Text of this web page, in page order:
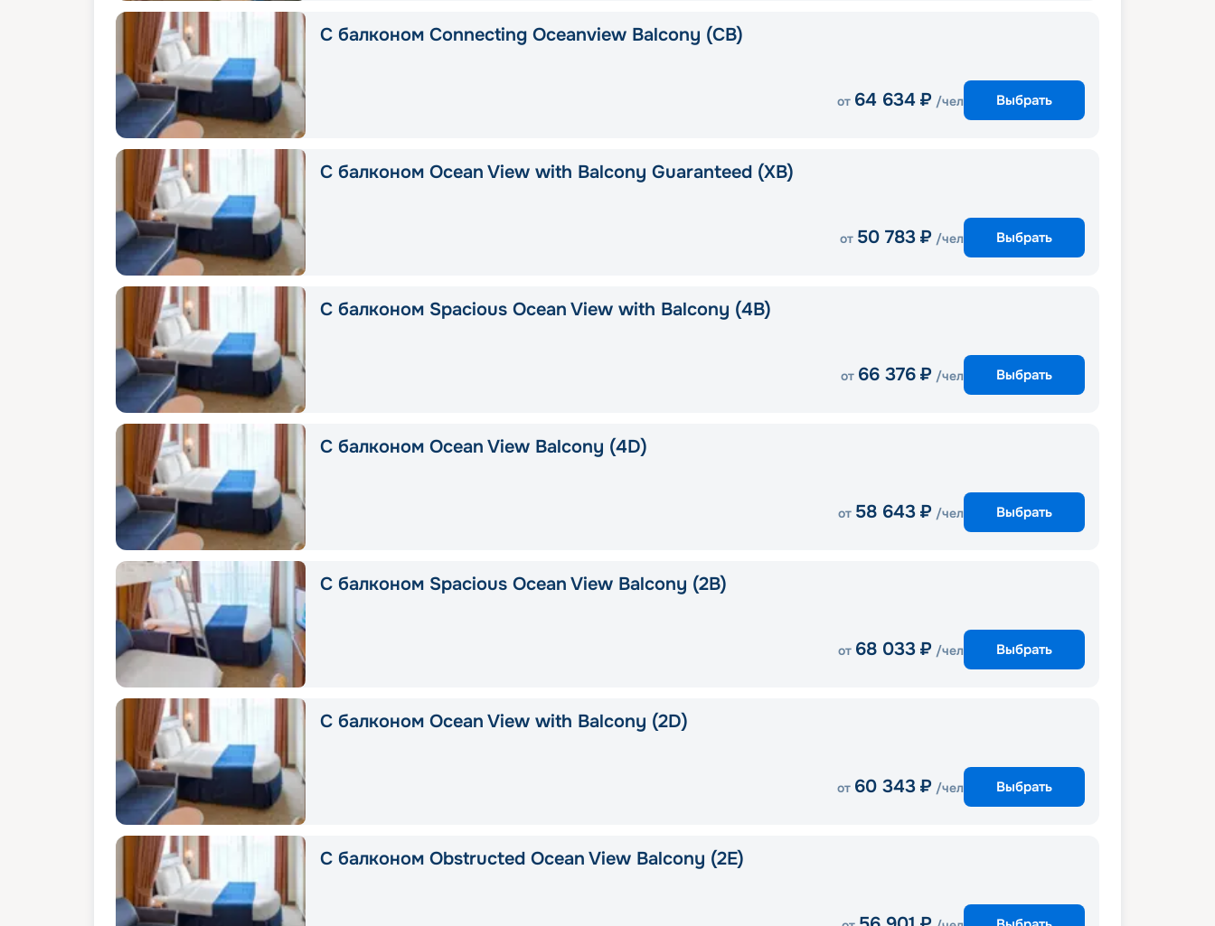
С балконом Connecting Oceanview Balcony (CB)
от 64 634 ₽ /чел Выбрать
С балконом Ocean View with Balcony Guaranteed (XB)
от 50 783 ₽ /чел Выбрать
С балконом Spacious Ocean View with Balcony (4B)
от 66 376 ₽ /чел Выбрать
С балконом Ocean View Balcony (4D)
от 58 643 ₽ /чел Выбрать
С балконом Spacious Ocean View Balcony (2B)
от 68 033 ₽ /чел Выбрать
С балконом Ocean View with Balcony (2D)
от 60 343 ₽ /чел Выбрать
С балконом Obstructed Ocean View Balcony (2E)